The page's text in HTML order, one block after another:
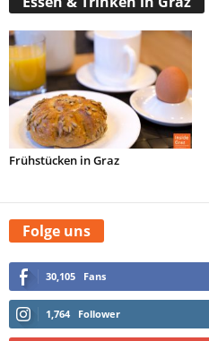
Frühstücken in Graz
Folge uns
30,105 Fans
1,764 Follower